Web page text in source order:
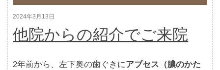
2024年3月13日
他院からの紹介でご来院
2年前から、左下奥の歯ぐきにアブセス（膿のかた